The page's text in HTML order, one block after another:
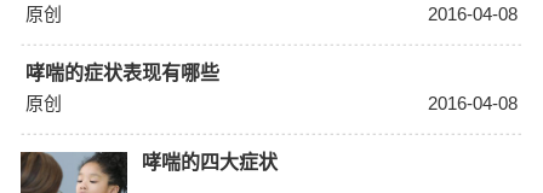
原创
2016-04-08
哮喘的症状表现有哪些
原创
2016-04-08
哮喘的四大症状